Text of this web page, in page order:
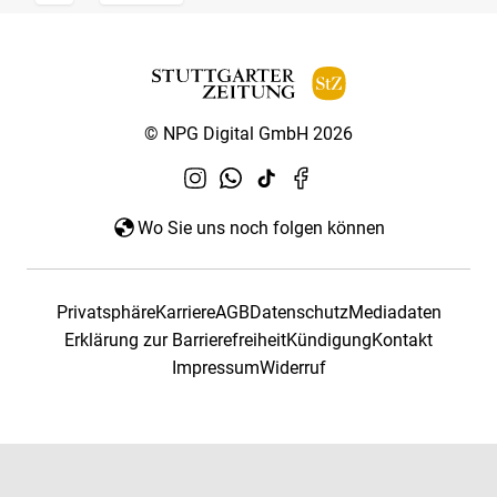
© NPG Digital GmbH 2026
Wo Sie uns noch folgen können
PrivatsphäreKarriereAGBDatenschutzMediadaten
Erklärung zur BarrierefreiheitKündigungKontakt
ImpressumWiderruf